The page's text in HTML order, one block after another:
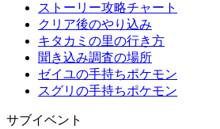
ストーリー攻略チャート
クリア後のやり込み
キタカミの里の行き方
聞き込み調査の場所
ゼイユの手持ちポケモン
スグリの手持ちポケモン
サブイベント